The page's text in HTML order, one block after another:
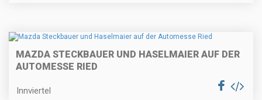
MAZDA STECKBAUER UND HASELMAIER AUF DER
AUTOMESSE RIED
Innviertel